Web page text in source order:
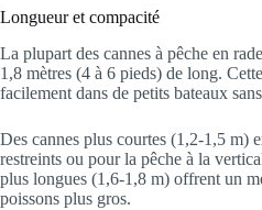
Longueur et compacité
La plupart des cannes à pêche en
1,8 mètres (4 à 6 pieds) de long.
facilement dans de petits bateaux
Des cannes plus courtes (1,2-1,5 m)
restreints ou pour la pêche à la
plus longues (1,6-1,8 m) offrent un
poissons plus gros.